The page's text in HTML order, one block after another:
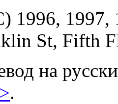
1996, 1997,
St, Fifth
на
.